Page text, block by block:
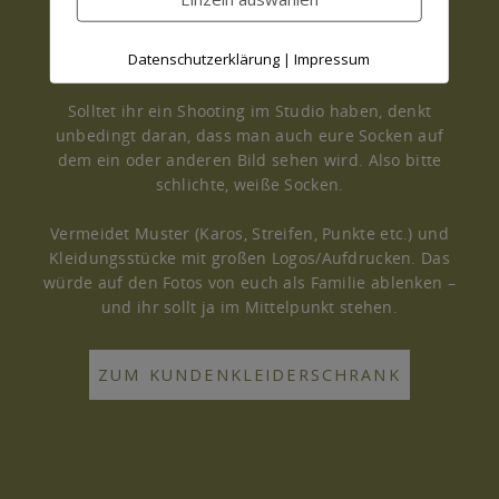
im Schrank haben, könnt ihr auch jederzeit auf die
zurückgreifen.
Solltet ihr ein Shooting im Studio haben, denkt
unbedingt daran, dass man auch eure Socken auf
dem ein oder anderen Bild sehen wird. Also bitte
schlichte, weiße Socken.
Vermeidet Muster (Karos, Streifen, Punkte etc.) und
Kleidungsstücke mit großen Logos/Aufdrucken. Das
würde auf den Fotos von euch als Familie ablenken –
und ihr sollt ja im Mittelpunkt stehen.
ZUM KUNDENKLEIDERSCHRANK
Datenschutzerklärung |Impressum